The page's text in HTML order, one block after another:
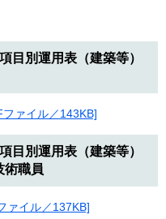
別運用表（建築等）
ァイル／143KB]
別運用表（建築等）
術職員
イル／137KB]